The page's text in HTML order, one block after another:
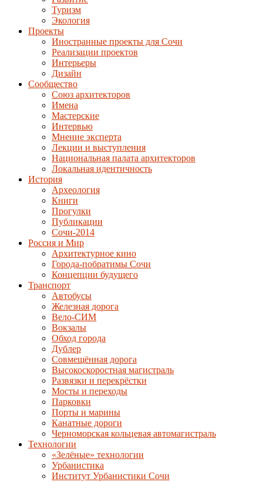
Туризм
Экология
Проекты
Иностранные проекты для Сочи
Реализации проектов
Интерьеры
Дизайн
Сообщество
Союз архитекторов
Имена
Мастерские
Интервью
Мнение эксперта
Лекции и выступления
Национальная палата архитекторов
Локальная идентичность
История
Археология
Книги
Прогулки
Публикации
Сочи-2014
Россия и Мир
Архитектурное кино
Города-побратимы Сочи
Концепции будущего
Транспорт
Автобусы
Железная дорога
Вело-СИМ
Вокзалы
Обход города
Дублер
Совмещённая дорога
Высокоскоростная магистраль
Развязки и перекрёстки
Мосты и переходы
Парковки
Порты и марины
Канатные дороги
Черноморская кольцевая автомагистраль
Технологии
«Зелёные» технологии
Урбанистика
Институт Урбанистики Сочи